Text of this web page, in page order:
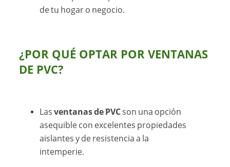
de tu hogar o negocio.
¿POR QUÉ OPTAR POR VENTANAS
DE PVC?
Lasventanas de PVCson una opción
asequible con excelentes propiedades
aislantes y de resistencia a la
intemperie.